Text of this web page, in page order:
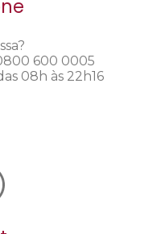
600 0005
08h às 22h16